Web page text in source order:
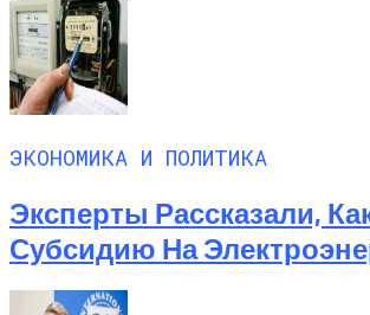
ЭКОНОМИКА И ПОЛИТИКА
Эксперты Рассказали,
Субсидию На